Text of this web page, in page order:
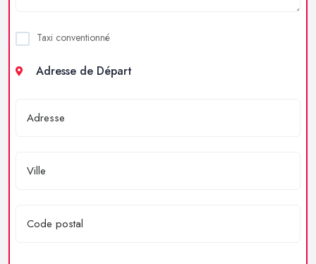
Taxi conventionné
Adresse de Départ